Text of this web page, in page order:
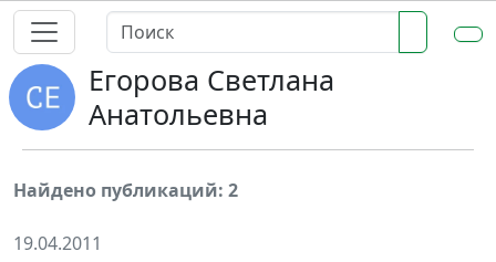
Егорова Светлана
Анатольевна
Найдено публикаций: 2
19.04.2011